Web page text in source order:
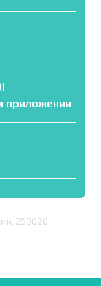
приложении
250020